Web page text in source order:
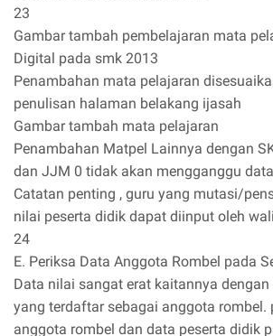
23
Gambar tambah pembelajaran mata
Digital pada smk 2013
Penambahan mata pelajaran
penulisan halaman belakang ijasah
Gambar tambah mata pelajaran
Penambahan Matpel Lainnya dengan
dan JJM 0 tidak akan mengganggu
Catatan penting , guru yang mutasi/
nilai peserta didik dapat diinput oleh
24
E. Periksa Data Anggota Rombel pada
Data nilai sangat erat kaitannya
yang terdaftar sebagai anggota rombel.
anggota rombel dan data peserta didik